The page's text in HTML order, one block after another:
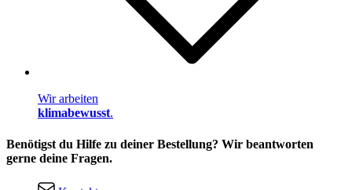
Wir arbeiten
klimabewusst.
Benötigst du Hilfe zu deiner Bestellung? Wir beantworten
gerne deine Fragen.